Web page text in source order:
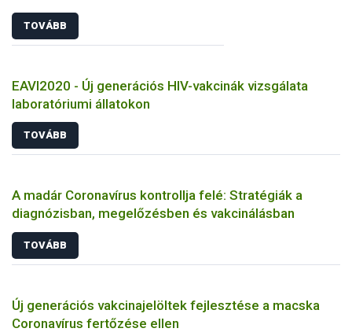
TOVÁBB
EAVI2020 - Új generációs HIV-vakcinák vizsgálata
laboratóriumi állatokon
TOVÁBB
A madár Coronavírus kontrollja felé: Stratégiák a
diagnózisban, megelőzésben és vakcinálásban
TOVÁBB
Új generációs vakcinajelöltek fejlesztése a macska
Coronavírus fertőzése ellen